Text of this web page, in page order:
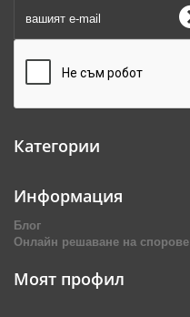
Категории
Информация
Блог
Онлайн решаване на спорове
Моят профил